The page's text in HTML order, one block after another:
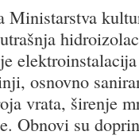
Ministarstva
osnovno
vrata, širenje
Obnovi su